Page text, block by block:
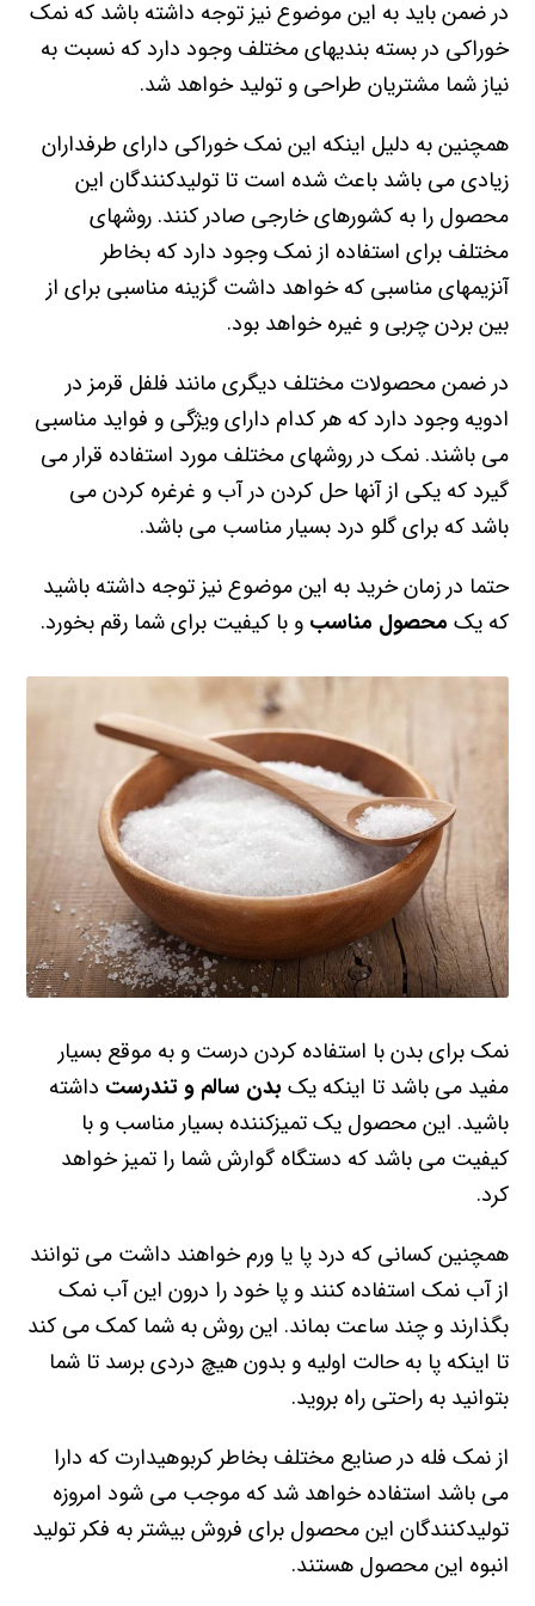
در ضمن باید به این موضوع نیز توجه داشته باشد که نمک
خوراکی در بسته بندیهای مختلف وجود دارد که نسبت به
نیاز شما مشتریان طراحی و تولید خواهد شد.
همچنین به دلیل اینکه این نمک خوراکی دارای طرفداران
زیادی می باشد باعث شده است تا تولیدکنندگان این
محصول را به کشورهای خارجی صادر کنند. روشهای
مختلف برای استفاده از نمک وجود دارد که بخاطر
آنزیمهای مناسبی که خواهد داشت گزینه مناسبی برای از
بین بردن چربی و غیره خواهد بود.
در ضمن محصولات مختلف دیگری مانند فلفل قرمز در
ادویه وجود دارد که هر کدام دارای ویژگی و فواید مناسبی
می باشند. نمک در روشهای مختلف مورد استفاده قرار می
گیرد که یکی از آنها حل کردن در آب و غرغره کردن می
باشد که برای گلو درد بسیار مناسب می باشد.
حتما در زمان خرید به این موضوع نیز توجه داشته باشید
که یک محصول مناسب و با کیفیت برای شما رقم بخورد.
نمک برای بدن با استفاده کردن درست و به موقع بسیار
مفید می باشد تا اینکه یک بدن سالم و تندرست داشته
باشید. این محصول یک تمیزکننده بسیار مناسب و با
کیفیت می باشد که دستگاه گوارش شما را تمیز خواهد
کرد.
همچنین کسانی که درد پا یا ورم خواهند داشت می توانند
از آب نمک استفاده کنند و پا خود را درون این آب نمک
بگذارند و چند ساعت بماند. این روش به شما کمک می کند
تا اینکه پا به حالت اولیه و بدون هیچ دردی برسد تا شما
بتوانید به راحتی راه بروید.
از نمک فله در صنایع مختلف بخاطر کربوهیدارت که دارا
می باشد استفاده خواهد شد که موجب می شود امروزه
تولیدکنندگان این محصول برای فروش بیشتر به فکر تولید
انبوه این محصول هستند.